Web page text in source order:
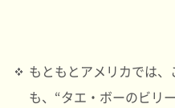
もともとアメリカでは
も、“タエ・ボーのビリ